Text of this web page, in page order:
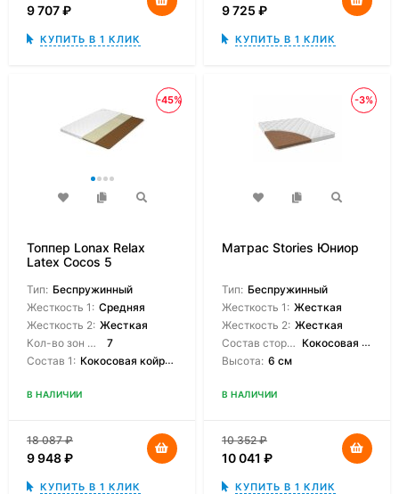
9 707₽
КУПИТЬ В 1 КЛИК
9 725 ₽
КУПИТЬ В 1 КЛИК
-45%
Топпер Lonax Relax
Latex Cocos 5
Тип: Беспружинный
Жесткость 1: Средняя
Жесткость 2: Жесткая
Кол-во зон жесткости:
7
Состав 1: Кокосовая койрвовая койра
В НАЛИЧИИ
18 087₽
9 948₽
КУПИТЬ В 1 КЛИК
-3%
Матрас Stories Юниор
Тип: Беспружинный
Жесткость 1: Жесткая
Жесткость 2: Жесткая
Состав сторон: Кокосовая койра
Высота: 6 см
В НАЛИЧИИ
10 352₽
10 041 ₽
КУПИТЬ В 1 КЛИК